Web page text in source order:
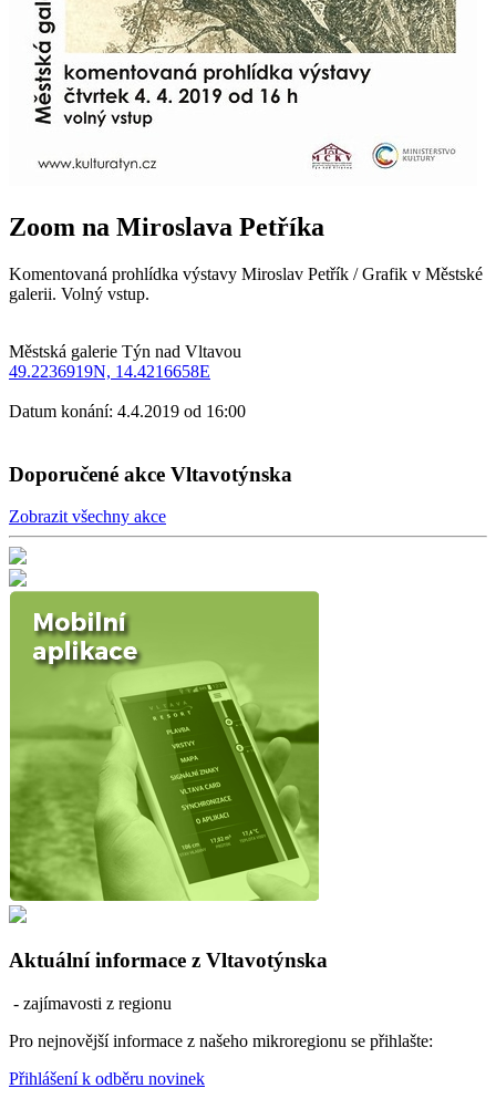
Zoom na Miroslava Petříka
Komentovaná prohlídka výstavy Miroslav Petřík / Grafik v Městské
galerii. Volný vstup.
Městská galerie Týn nad Vltavou
49.2236919N, 14.4216658E
Datum konání: 4.4.2019 od 16:00
Doporučené akce Vltavotýnska
Zobrazit všechny akce
Aktuální informace z Vltavotýnska
- zajímavosti z regionu
Pro nejnovější informace z našeho mikroregionu se přihlašte:
Přihlášení k odběru novinek